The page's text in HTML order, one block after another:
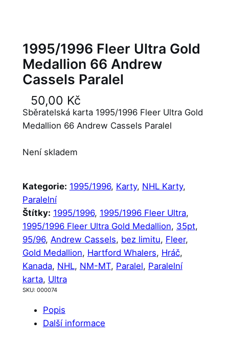
1995/1996 Fleer Ultra Gold
Medallion 66 Andrew
Cassels Paralel
50,00 Kč
Sběratelská karta 1995/1996 Fleer Ultra Gold
Medallion 66 Andrew Cassels Paralel
Není skladem
Kategorie: 1995/1996, Karty, NHL Karty
Paralelní
Štítky: 1995/1996, 1995/1996 Fleer Ultra
1995/1996 Fleer Ultra Gold Medallion, 35pt
95/96, Andrew Cassels, bez limitu, Fleer
Gold Medallion, Hartford Whalers, Hráč
Kanada, NHL, NM-MT, Paralel, Paralelní
karta, Ultra
SKU: 000074
Popis
Další informace